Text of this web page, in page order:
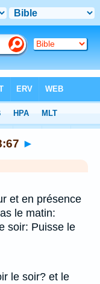
►
et en présence
le matin:
soir: Puisse le
le soir? et le